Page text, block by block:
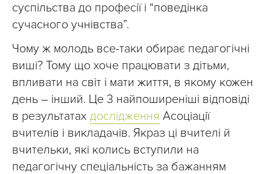
суспільства до професії і “поведінка
сучасного учнівства”.
Чому ж молодь все-таки обирає педагогічні
виші? Тому що хоче працювати з дітьми,
впливати на світ і мати життя, в якому кожен
день – інший. Це 3 найпоширеніші відповіді
в результатах дослідження Асоціації
вчителів і викладачів. Якраз ці вчителі й
вчительки, які колись вступили на
педагогічну спеціальність за бажанням